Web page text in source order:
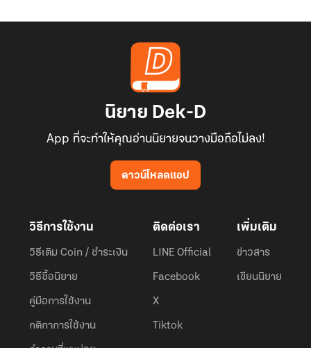
นิยาย Dek-D
App ที่จะทำให้คุณอ่านนิยายจนวางมือถือไม่ลง!
ดาวน์โหลดแอป
วิธีการใช้งาน
วิธีเติม Coin / ชำระเงิน
วิธีซื้อนิยาย
คู่มือการใช้งาน
กติกาการใช้งาน
ติดต่อเรา
LINE Official
Facebook
X
Tiktok
เพิ่มเติม
ข่าวสาร
เขียนนิยาย